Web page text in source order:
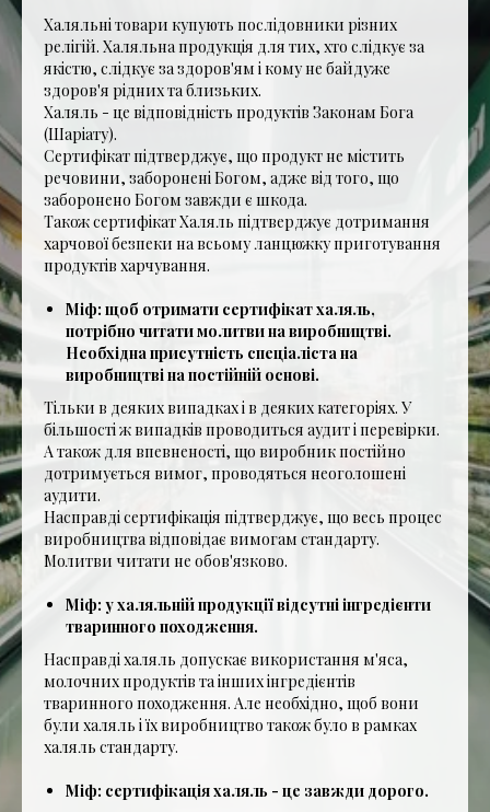
Халяльні товари купують послідовники різних
релігій. Халяльна продукція для тих, хто слідкує за
якістю, слідкує за здоров'ям і кому не байдуже
здоров'я рідних та близьких.
Халяль - це відповідність продуктів Законам Бога
(Шаріату).
Сертифікат підтверджує, що продукт не містить
речовини, заборонені Богом, адже від того, що
заборонено Богом завжди є шкода.
Також сертифікат Халяль підтверджує дотримання
харчової безпеки на всьому ланцюжку приготування
продуктів харчування.
Міф: щоб отримати сертифікат халяль,
потрібно читати молитви на виробництві.
Необхідна присутність спеціаліста на
виробництві на постійній основі.
Тільки в деяких випадках і в деяких категоріях. У
більшості ж випадків проводиться аудит і перевірки.
А також для впевненості, що виробник постійно
дотримується вимог, проводяться неоголошені
аудити.
Насправді сертифікація підтверджує, що весь процес
виробництва відповідає вимогам стандарту.
Молитви читати не обов'язково.
Міф: у халяльній продукції відсутні інгредієнти
тваринного походження.
Насправді халяль допускає використання м'яса,
молочних продуктів та інших інгредієнтів
тваринного походження. Але необхідно, щоб вони
були халяль і їх виробництво також було в рамках
халяль стандарту.
Міф: сертифікація халяль - це завжди дорого.